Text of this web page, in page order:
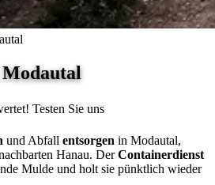
Testen Sie uns
und Abfall entsorgen in Modautal,
Hanau. DerContainerdienst
Mulde und holt sie pünktlich wieder